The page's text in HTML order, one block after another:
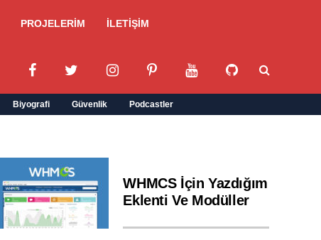
PROJELERİM İLETİŞİM
Biyografi Güvenlik Podcastler
WHMCS İçin Yazdığım
Eklenti Ve Modüller